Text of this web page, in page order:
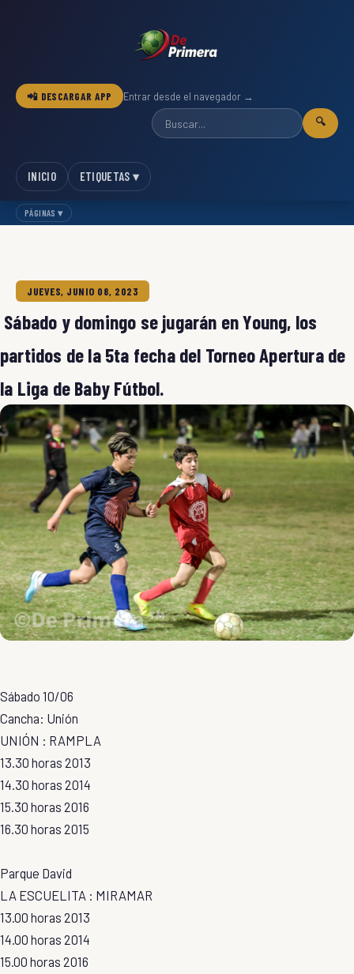
📲 DESCARGAR APP Entrar desde el navegador →
🔍
INICIO ETIQUETAS ▾
PÁGINAS ▾
JUEVES, JUNIO 08, 2023
Sábado y domingo se jugarán en Young, los
partidos de la 5ta fecha del Torneo Apertura de
la Liga de Baby Fútbol.
Sábado 10/06
Cancha: Unión
UNIÓN : RAMPLA
13.30 horas 2013
14.30 horas 2014
15.30 horas 2016
16.30 horas 2015
Parque David
LA ESCUELITA : MIRAMAR
13.00 horas 2013
14.00 horas 2014
15.00 horas 2016